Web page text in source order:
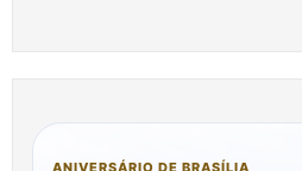
ANIVERSÁRIO DE BRASÍLIA